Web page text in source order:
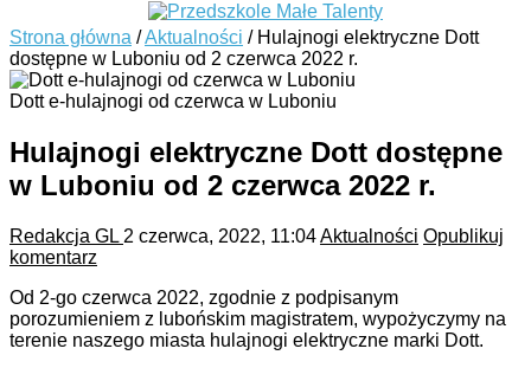
Strona główna /Aktualności / Hulajnogi elektryczne Dott
dostępne w Luboniu od 2 czerwca 2022 r.
Dott e-hulajnogi od czerwca w Luboniu
Hulajnogi elektryczne Dott dostępne
w Luboniu od 2 czerwca 2022 r.
Redakcja GL 2 czerwca, 2022, 11:04Aktualności Opublikuj
komentarz
Od 2-go czerwca 2022, zgodnie z podpisanym
porozumieniem z lubońskim magistratem, wypożyczymy na
terenie naszego miasta hulajnogi elektryczne marki Dott.